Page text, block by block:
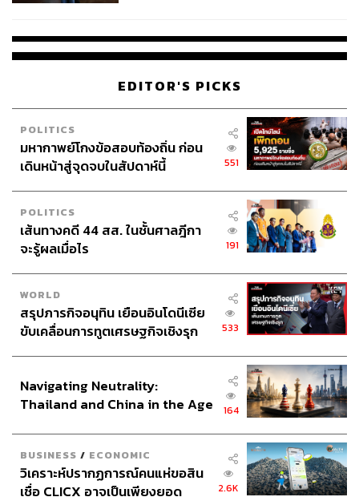
EDITOR'S PICKS
POLITICS
มหากาพย์โกงข้อสอบท้องถิ่น ก่อน
เดินหน้าสู่จุดจบในสัปดาห์นี้
551
POLITICS
เส้นทางคดี 44 สส. ในชั้นศาลฎีกา
จะรู้ผลเมื่อไร
191
WORLD
สรุปภารกิจอนุทิน เยือนอินโดนีเซีย
ขับเคลื่อนการทูตเศรษฐกิจเชิงรุก
533
Navigating Neutrality:
Thailand and China in the Age
164
BUSINESS / ECONOMIC
วิเคราะห์ปรากฏการณ์คนแห่ขอสิน
เชื่อ CLICX อาจเป็นเพียงยอด
2.6K